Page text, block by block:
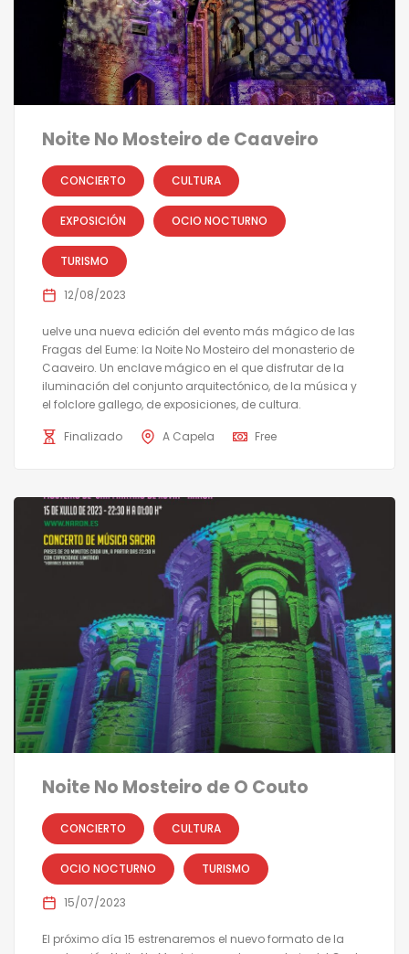
Noite No Mosteiro de Caaveiro
CONCIERTO CULTURA
EXPOSICIÓN OCIO NOCTURNO
TURISMO
12/08/2023
uelve una nueva edición del evento más mágico de las
Fragas del Eume: la Noite No Mosteiro del monasterio de
Caaveiro. Un enclave mágico en el que disfrutar de la
iluminación del conjunto arquitectónico, de la música y
el folclore gallego, de exposiciones, de cultura.
Finalizado A Capela Free
Noite No Mosteiro de O Couto
CONCIERTO CULTURA
OCIO NOCTURNO TURISMO
15/07/2023
El próximo día 15 estrenaremos el nuevo formato de la